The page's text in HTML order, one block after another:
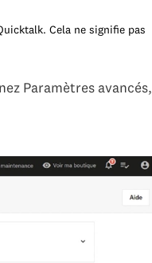
Cela ne signifie pas
Paramètres avancés,